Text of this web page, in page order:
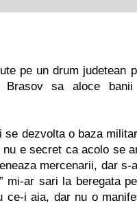
pe un drum judetean
Brasov sa aloce banii
dezvolta o baza
e secret ca acolo se
mercenarii, dar s-
mi-ar sari la beregata
ce-i aia, dar nu o